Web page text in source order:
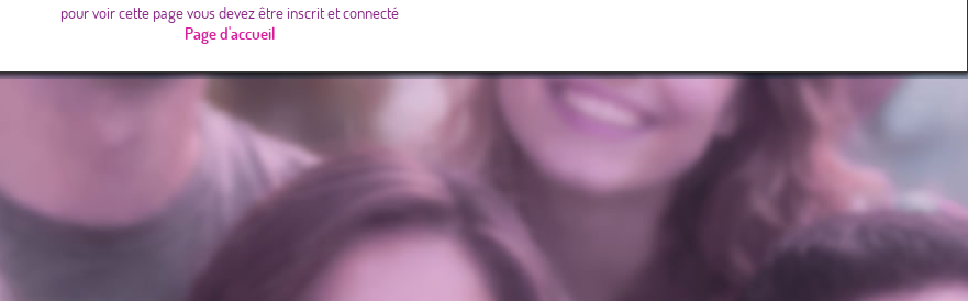
pour voir cette page vous devez être inscrit et connecté
Page d'accueil